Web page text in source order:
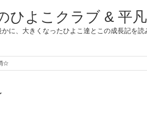
ひよこクラブ & 平
に、大きくなったひよこ達とこの成長記を
☆